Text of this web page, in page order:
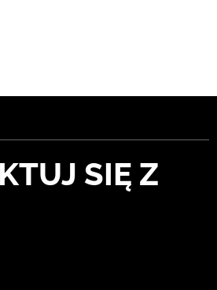
SIĘ Z